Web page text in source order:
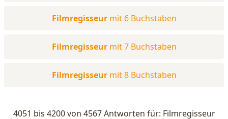
Filmregisseur mit 6 Buchstaben
Filmregisseur mit 7 Buchstaben
Filmregisseur mit 8 Buchstaben
4051 bis 4200 von 4567 Antworten für: Filmregisseur